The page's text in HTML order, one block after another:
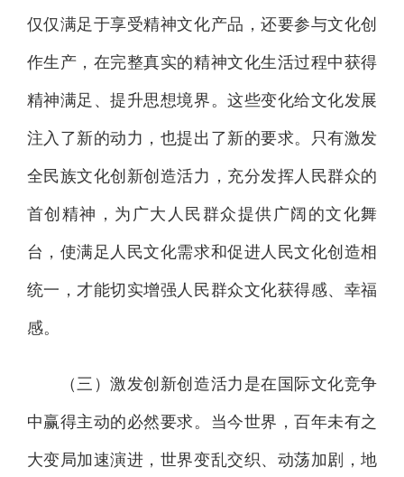
仅仅满足于享受精神文化产品，还要参与文化创
作生产，在完整真实的精神文化生活过程中获得
精神满足、提升思想境界。这些变化给文化发展
注入了新的动力，也提出了新的要求。只有激发
全民族文化创新创造活力，充分发挥人民群众的
首创精神，为广大人民群众提供广阔的文化舞
台，使满足人民文化需求和促进人民文化创造相
统一，才能切实增强人民群众文化获得感、幸福
感。
（三）激发创新创造活力是在国际文化竞争
中赢得主动的必然要求。当今世界，百年未有之
大变局加速演进，世界变乱交织、动荡加剧，地